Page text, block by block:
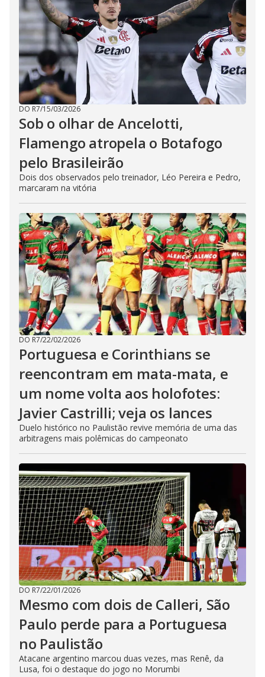
DO R7/15/03/2026
Sob o olhar de Ancelotti,
Flamengo atropela o Botafogo
pelo Brasileirão
Dois dos observados pelo treinador, Léo Pereira e Pedro,
marcaram na vitória
DO R7/22/02/2026
Portuguesa e Corinthians se
reencontram em mata-mata, e
um nome volta aos holofotes:
Javier Castrilli; veja os lances
Duelo histórico no Paulistão revive memória de uma das
arbitragens mais polêmicas do campeonato
DO R7/22/01/2026
Mesmo com dois de Calleri, São
Paulo perde para a Portuguesa
no Paulistão
Atacane argentino marcou duas vezes, mas Renê, da
Lusa, foi o destaque do jogo no Morumbi